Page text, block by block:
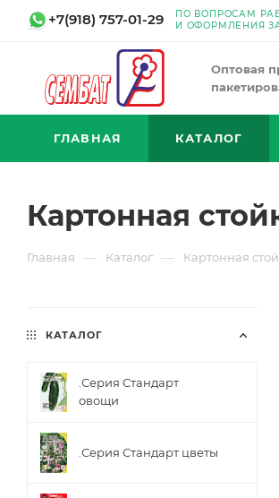
+7(918) 757-01-29
ПО ВОПРОСАМ
И ОФОРМЛЕНИЯ
Оптовая
ГЛАВНАЯ КАТАЛОГ
Картонная
Главная — Каталог — Картонная
КАТАЛОГ
.Серия Стандарт
овощи
.Серия Стандарт цветы